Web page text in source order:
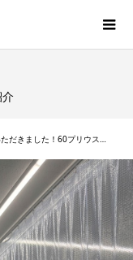
！60プリウス シルフィード（SC-08）